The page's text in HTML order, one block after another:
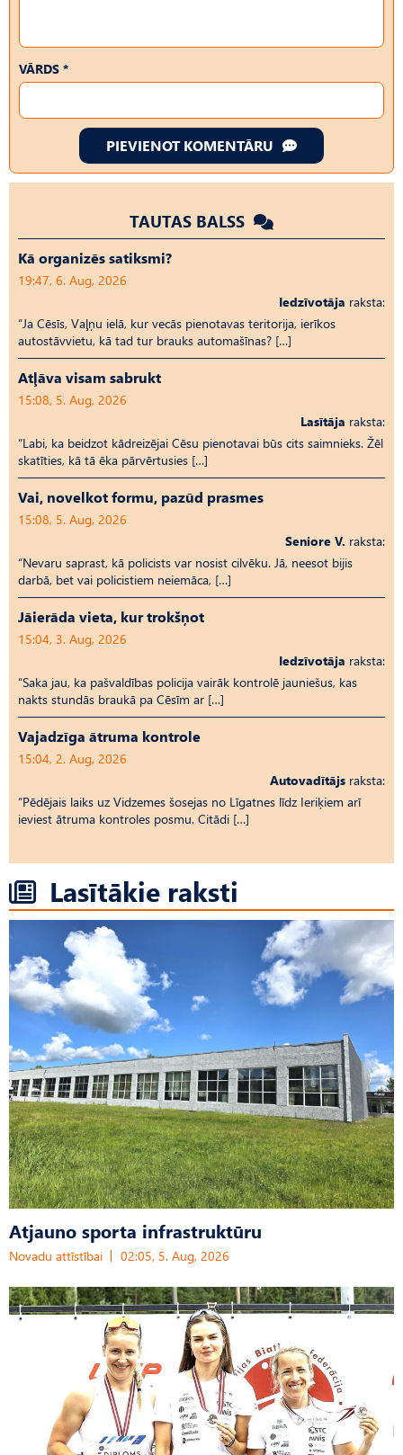
VĀRDS *
PIEVIENOT KOMENTĀRU
TAUTAS BALSS
Kā organizēs satiksmi?
19:47, 6. Aug, 2026
Iedzīvotāja raksta:
“Ja Cēsīs, Vaļņu ielā, kur vecās pienotavas teritorija, ierīkos
autostāvvietu, kā tad tur brauks automašīnas? […]
Atļāva visam sabrukt
15:08, 5. Aug, 2026
Lasītāja raksta:
“Labi, ka beidzot kādreizējai Cēsu pienotavai būs cits saimnieks. Žēl
skatīties, kā tā ēka pārvērtusies […]
Vai, novelkot formu, pazūd prasmes
15:08, 5. Aug, 2026
Seniore V. raksta:
“Nevaru saprast, kā policists var nosist cilvēku. Jā, neesot bijis
darbā, bet vai policistiem neiemāca, […]
Jāierāda vieta, kur trokšņot
15:04, 3. Aug, 2026
Iedzīvotāja raksta:
“Saka jau, ka pašvaldības policija vairāk kontrolē jauniešus, kas
nakts stundās braukā pa Cēsīm ar […]
Vajadzīga ātruma kontrole
15:04, 2. Aug, 2026
Autovadītājs raksta:
“Pēdējais laiks uz Vid­ze­mes šosejas no Līgatnes līdz Ieriķiem arī
ieviest ātruma kontroles posmu. Citādi […]
Lasītākie raksti
Atjauno sporta infrastruktūru
Novadu attīstībai 02:05, 5. Aug, 2026